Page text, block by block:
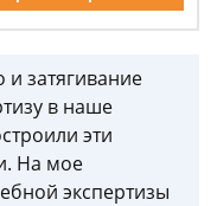
и затягивание
в наше
эти
На мое
экспертизы